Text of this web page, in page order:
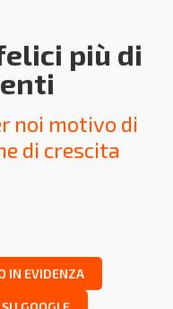
più di
noi motivo di
di crescita
IN EVIDENZA